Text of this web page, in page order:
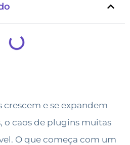
crescem e se expandem
o caos de plugins muitas
O que começa com um